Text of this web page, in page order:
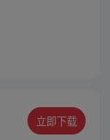
立即下载